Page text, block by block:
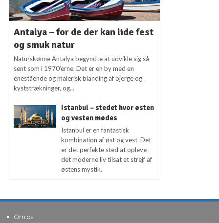
Antalya – for de der kan lide fest
og smuk natur
Naturskønne Antalya begyndte at udvikle sig så
sent som i 1970’erne. Det er en by med en
enestående og malerisk blanding af bjerge og
kyststrækninger, og...
Istanbul – stedet hvor østen
og vesten mødes
Istanbul er en fantastisk
kombination af øst og vest. Det
er det perfekte sted at opleve
det moderne liv tilsat et strejf af
østens mystik.
Om os